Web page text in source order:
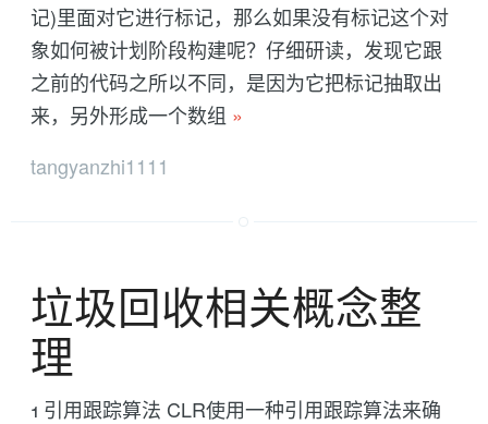
记)里面对它进行标记，那么如果没有标记这个对
象如何被计划阶段构建呢？仔细研读，发现它跟
之前的代码之所以不同，是因为它把标记抽取出
来，另外形成一个数组 »
tangyanzhi1111
垃圾回收相关概念整
理
1 引用跟踪算法 CLR使用一种引用跟踪算法来确